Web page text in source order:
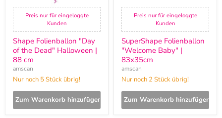
Preis nur für eingeloggte
Kunden
Shape Folienballon "Day
of the Dead" Halloween |
88 cm
amscan
Nur noch 5 Stück übrig!
Zum Warenkorb hinzufügen
Preis nur für eingeloggte
Kunden
SuperShape Folienballon
"Welcome Baby" |
83x35cm
amscan
Nur noch 2 Stück übrig!
Zum Warenkorb hinzufügen